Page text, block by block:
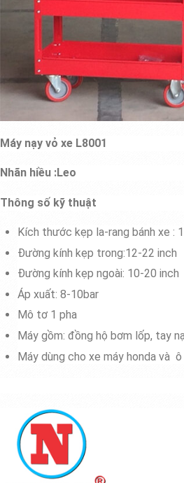
Máy nạy vỏ xe L8001
Nhãn hiều :Leo
Thông số kỹ thuật
Kích thước kẹp la-rang bánh xe :
Đường kính kẹp trong:12-22 inch
Đường kính kẹp ngoài: 10-20 inch
Áp xuất: 8-10bar
Mô tơ 1 pha
Máy gồm: đồng hộ bơm lốp, tay
Máy dùng cho xe máy honda và